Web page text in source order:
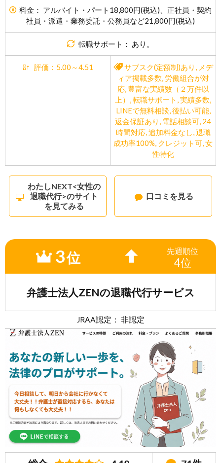
料金： アルバイト・パート18,800円(税込)、正社員・契約
社員・派遣・業務委託・公務員など21,800円(税込)
転職サポート： あり。
評価：5.00～4.51 サブスク(定額制)あり
メデ
ィア掲載多数 労働組合が対
応, 豊富な実績数（２万件以
上）
転職サポート 実績多数
LINEで無料相談 後払い可能,
返金保証あり 電話相談可 24
時間対応, 追加料金なし
退職
成功率100% クレジット可 女
性特化
わたしNEXT<女性の
退職代行>のサイト
を見てみる
口コミを見る
3位 先週 順位
4位
弁護士法人ZENの退職代行サービス
JRAA認定： 非認定